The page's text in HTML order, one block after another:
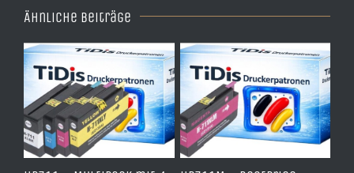
Ähnliche Beiträge